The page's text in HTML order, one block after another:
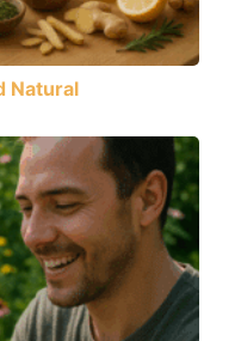
Natural